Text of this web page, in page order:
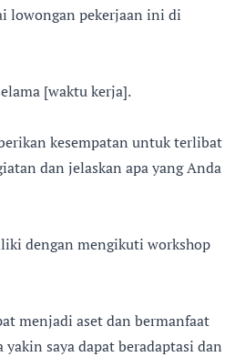
lowongan pekerjaan ini di
[waktu kerja].
kesempatan untuk terlibat
dan jelaskan apa yang Anda
dengan mengikuti workshop
menjadi aset dan bermanfaat
yakin saya dapat beradaptasi dan